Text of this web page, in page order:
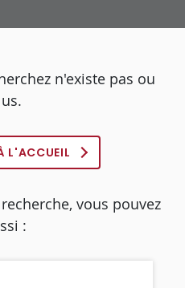
n'existe pas ou
L'ACCUEIL
vous pouvez
: